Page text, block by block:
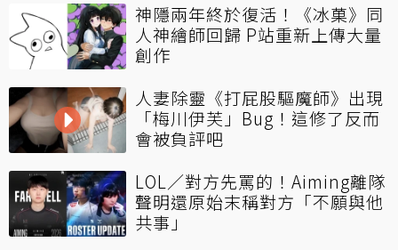
神隱兩年終於復活！《冰菓》同
人神繪師回歸 P站重新上傳大量
創作
人妻除靈《打屁股驅魔師》出現
「梅川伊芙」Bug！這修了反而
會被負評吧
LOL／對方先罵的！Aiming離隊
聲明還原始末稱對方「不願與他
共事」